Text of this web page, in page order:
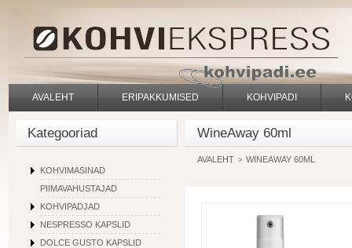
AVALEHT ERIPAKKUMISED KOHVIPADI
Kategooriad
KOHVIMASINAD
PIIMAVAHUSTAJAD
KOHVIPADJAD
NESPRESSO KAPSLID
DOLCE GUSTO KAPSLID
WineAway 60ml
AVALEHT > WINEAWAY 60ML